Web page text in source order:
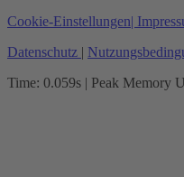
Cookie-Einstellungen|
Datenschutz |
Time: 0.059s | Peak Memory